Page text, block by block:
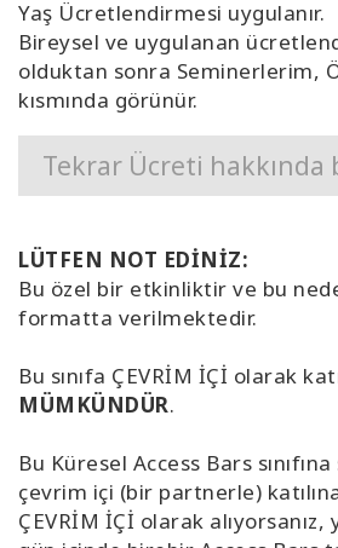
Yaş Ücretlendirmesi uygulanır.
Bireysel ve uygulanan
olduktan sonra Seminerlerim,
kısmında görünür.
Tekrar Ücreti
LÜTFEN NOT EDİNİZ:
Bu özel bir etkinliktir ve bu
formatta verilmektedir.
Bu sınıfa ÇEVRİM İÇİ olarak
MÜMKÜNDÜR.
Bu Küresel Access Bars
çevrim içi (bir partnerle)
ÇEVRİM İÇİ olarak alıyorsanız,